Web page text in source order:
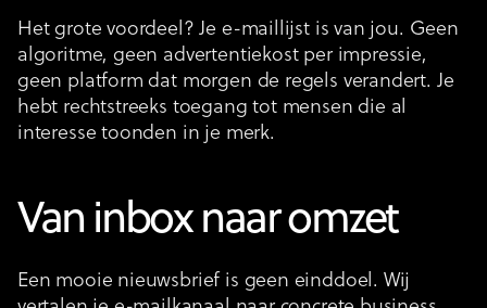
Het grote voordeel? Je e-maillijst is van jou. Geen
algoritme, geen advertentiekost per impressie,
geen platform dat morgen de regels verandert. Je
hebt rechtstreeks toegang tot mensen die al
interesse toonden in je merk.
Van inbox naar omzet
Een mooie nieuwsbrief is geen einddoel. Wij